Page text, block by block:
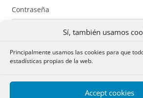
Sí, también usamos
Principalmente usamos las cookies para que
estadísticas propias de la web.
Accept cookies
Contraseña